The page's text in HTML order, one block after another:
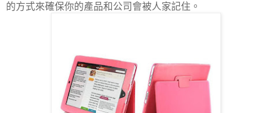
的方式來確保你的產品和公司會被人家記住。